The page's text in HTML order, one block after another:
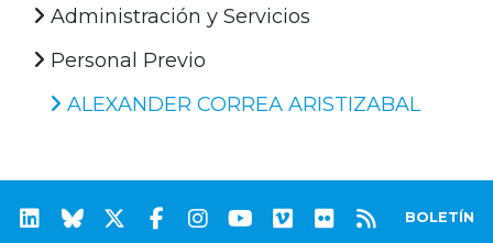
Administración y Servicios
Personal Previo
ALEXANDER CORREA ARISTIZABAL
BOLETÍN